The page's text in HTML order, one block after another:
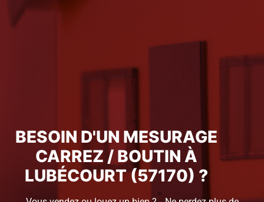
BESOIN D'UN MESURAGE
CARREZ / BOUTIN À
LUBÉCOURT (57170) ?